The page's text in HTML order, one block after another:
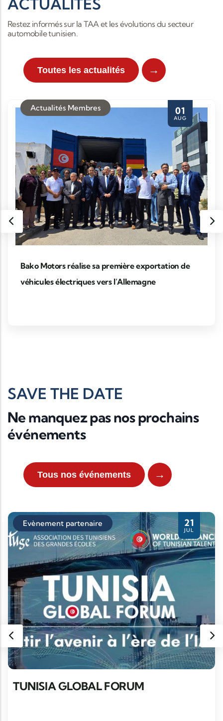
ACTUALITÉS
Restez informés sur la TAA et les évolutions du secteur
automobile tunisien.
Toutes les actualités →
01
AUG
Actualités Membres
Bako Motors réalise sa première exportation de
véhicules électriques vers l’Allemagne
SAVE THE DATE
Ne manquez pas nos prochains
événements
Tous nos événements →
21
JUL
Evènement partenaire
TUNISIA GLOBAL FORUM